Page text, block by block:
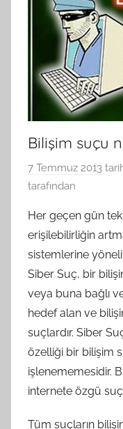
Bilişim suçu
7 Temmuz 2013
tarafından
Her geçen gün
erişilebilirliğin
sistemlerine
Siber Suç, bir
veya buna bağlı
hedef alan ve
suçlardır. Siber
özelliği bir bilişim
işlenememesidir.
internete özgü
Tüm suçların